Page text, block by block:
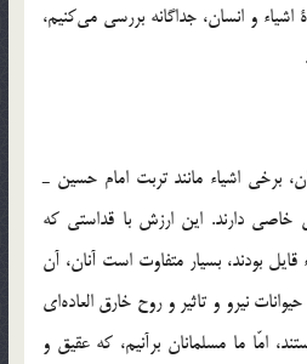
اشياء و انسان، جداگانه بررسي مي‌كنيم،
برخي اشياء مانند تربت امام حسين ـ
خاصي دارند. اين ارزش با قداستي كه
قايل بودند، بسيار متفاوت است آنان، آن
نيرو و تاثير و روح خارق العاده‌اي
امّا ما مسلمانان برآنيم، كه عقيق و